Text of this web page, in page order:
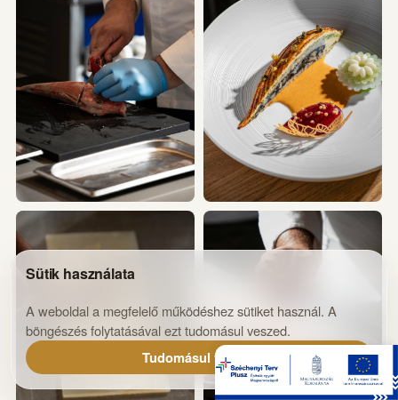
Sütik használata
A weboldal a megfelelő működéshez sütiket használ. A
böngészés folytatásával ezt tudomásul veszed.
Tudomásul vettem